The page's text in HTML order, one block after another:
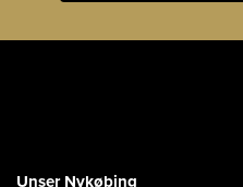
Unser Nykøbing